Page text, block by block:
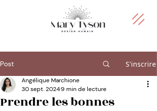
Post S'inscrire
Prendre les bonnes
Angélique Marchione
30 sept. 20249 min de lecture